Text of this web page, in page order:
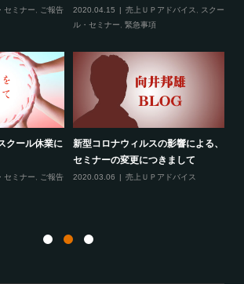
2020.04.15 売上ＵＰアドバイス ,スクー
緊急事項
新型コロナウィルスの影響による、
セミナーの変更につきまして
2020.03.06 売上ＵＰアドバイス
2020.02.27
スクー
最新のお知らせ２
2020.02.19
ル・セミナー